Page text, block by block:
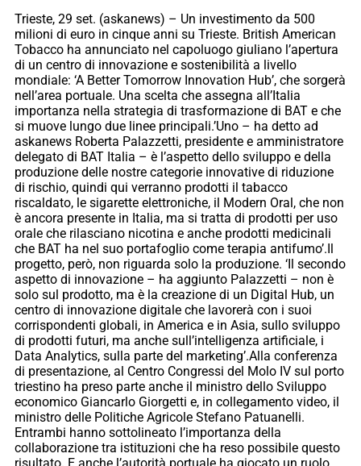
Trieste, 29 set. (askanews) – Un investimento da 500
milioni di euro in cinque anni su Trieste. British American
Tobacco ha annunciato nel capoluogo giuliano l’apertura
di un centro di innovazione e sostenibilità a livello
mondiale: ‘A Better Tomorrow Innovation Hub’, che sorgerà
nell’area portuale. Una scelta che assegna all’Italia
importanza nella strategia di trasformazione di BAT e che
si muove lungo due linee principali.’Uno – ha detto ad
askanews Roberta Palazzetti, presidente e amministratore
delegato di BAT Italia – è l’aspetto dello sviluppo e della
produzione delle nostre categorie innovative di riduzione
di rischio, quindi qui verranno prodotti il tabacco
riscaldato, le sigarette elettroniche, il Modern Oral, che non
è ancora presente in Italia, ma si tratta di prodotti per uso
orale che rilasciano nicotina e anche prodotti medicinali
che BAT ha nel suo portafoglio come terapia antifumo’.Il
progetto, però, non riguarda solo la produzione. ‘Il secondo
aspetto di innovazione – ha aggiunto Palazzetti – non è
solo sul prodotto, ma è la creazione di un Digital Hub, un
centro di innovazione digitale che lavorerà con i suoi
corrispondenti globali, in America e in Asia, sullo sviluppo
di prodotti futuri, ma anche sull’intelligenza artificiale, i
Data Analytics, sulla parte del marketing’.Alla conferenza
di presentazione, al Centro Congressi del Molo IV sul porto
triestino ha preso parte anche il ministro dello Sviluppo
economico Giancarlo Giorgetti e, in collegamento video, il
ministro delle Politiche Agricole Stefano Patuanelli.
Entrambi hanno sottolineato l’importanza della
collaborazione tra istituzioni che ha reso possibile questo